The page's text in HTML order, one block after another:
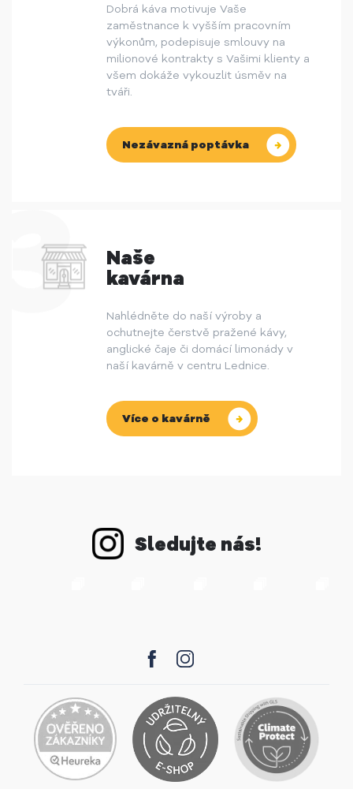
Dobrá káva motivuje Vaše
zaměstnance k vyšším pracovním
výkonům, podepisuje smlouvy na
milionové kontrakty s Vašimi klienty a
všem dokáže vykouzlit úsměv na
tváři.
Nezávazná poptávka
Naše
kavárna
Nahlédněte do naší výroby a
ochutnejte čerstvě pražené kávy,
anglické čaje či domácí limonády v
naší kavárně v centru Lednice.
Více o kavárně
Sledujte nás!